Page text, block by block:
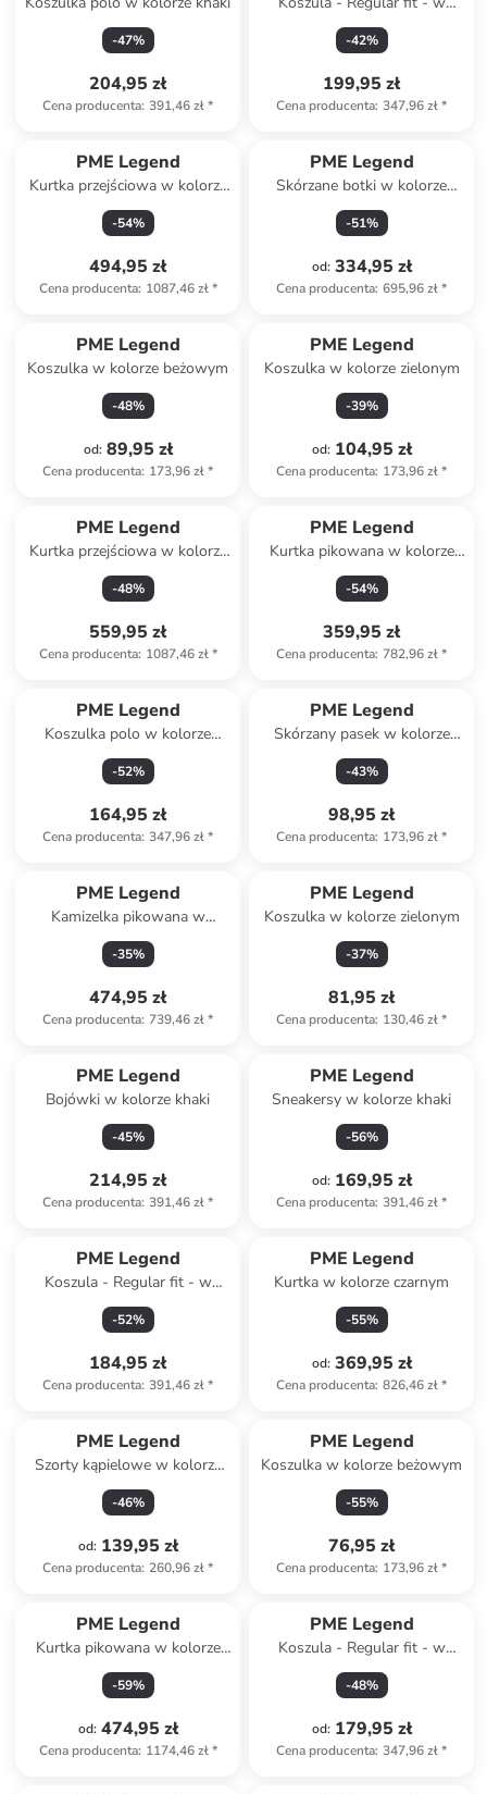
-47%
204,95 zł
Cena producenta: 391,46 zł*
kolorze granatowo-
kremowym
-42%
199,95 zł
Cena producenta: 347,96 zł*
PME Legend
Kurtka przejściowa w kolorze
khaki
-54%
494,95 zł
Cena producenta: 1087,46 zł*
PME Legend
Skórzane botki w kolorze
karmelowym
-51%
od: 334,95 zł
Cena producenta: 695,96 zł*
PME Legend
Koszulka w kolorze beżowym
-48%
od: 89,95 zł
Cena producenta: 173,96 zł*
PME Legend
Koszulka w kolorze zielonym
-39%
od: 104,95 zł
Cena producenta: 173,96 zł*
PME Legend
Kurtka przejściowa w kolorze
granatowym
-48%
559,95 zł
Cena producenta: 1087,46 zł*
PME Legend
Kurtka pikowana w kolorze
czarnym
-54%
359,95 zł
Cena producenta: 782,96 zł*
PME Legend
Koszulka polo w kolorze
beżowym
-52%
164,95 zł
Cena producenta: 347,96 zł*
PME Legend
Skórzany pasek w kolorze
beżowym
-43%
98,95 zł
Cena producenta: 173,96 zł*
PME Legend
Kamizelka pikowana w
kolorze khaki
-35%
474,95 zł
Cena producenta: 739,46 zł*
PME Legend
Koszulka w kolorze zielonym
-37%
81,95 zł
Cena producenta: 130,46 zł*
PME Legend
Bojówki w kolorze khaki
-45%
214,95 zł
Cena producenta: 391,46 zł*
PME Legend
Sneakersy w kolorze khaki
-56%
od: 169,95 zł
Cena producenta: 391,46 zł*
PME Legend
Koszula - Regular fit - w
kolorze szarym
-52%
184,95 zł
Cena producenta: 391,46 zł*
PME Legend
Kurtka w kolorze czarnym
-55%
od: 369,95 zł
Cena producenta: 826,46 zł*
PME Legend
Szorty kąpielowe w kolorze
niebieskim
-46%
od: 139,95 zł
Cena producenta: 260,96 zł*
PME Legend
Koszulka w kolorze beżowym
-55%
76,95 zł
Cena producenta: 173,96 zł*
PME Legend
Kurtka pikowana w kolorze
khaki
-59%
od: 474,95 zł
Cena producenta: 1174,46 zł*
PME Legend
Koszula - Regular fit - w
kolorze kremowo-czerwonym
-48%
od: 179,95 zł
Cena producenta: 347,96 zł*